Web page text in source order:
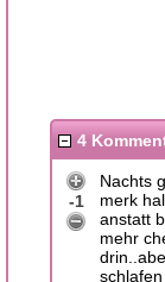
4
-1
Nachts
merk
anstatt
mehr